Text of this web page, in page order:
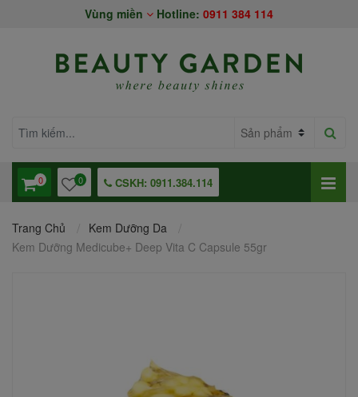
Vùng miền Hotline: 0911 384 114
0 0 CSKH: 0911.384.114
Trang Chủ
Kem Dưỡng Da
Kem Dưỡng Medicube+ Deep Vita C Capsule 55gr